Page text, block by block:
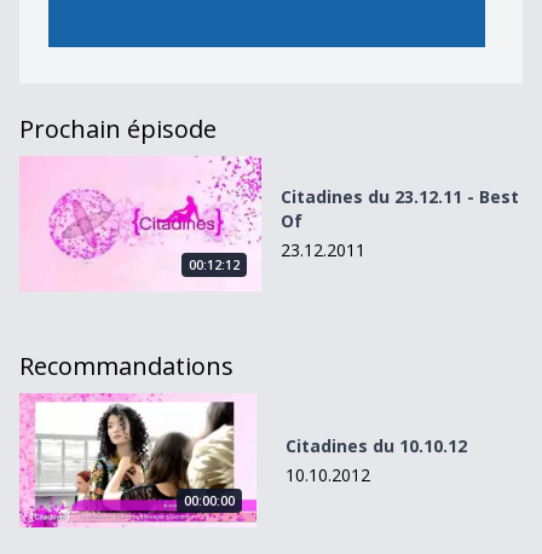
Prochain épisode
Citadines du 23.12.11 - Best Of
00:12:12
Citadines du 23.12.11 - Best
Of
23.12.2011
Recommandations
Citadines du 10.10.12
00:00:00
Citadines du 10.10.12
10.10.2012